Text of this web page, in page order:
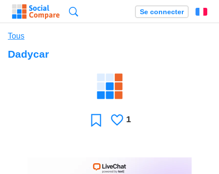
Se connecter
Tous
Dadycar
Favori J'aime
1